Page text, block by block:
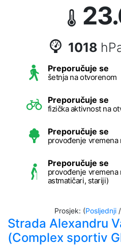
1018
Preporučuje se
šetnja na otvorenom
Preporučuje se
fizička aktivnost na
Preporučuje se
provođenje vremena
Preporučuje se
provođenje vremena
astmatičari, stariji)
Prosjek: (Posljednji/
Strada Alexandru
(Complex sportiv